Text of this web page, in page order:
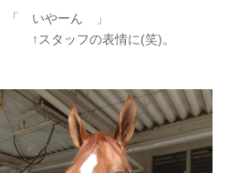
「 いやーん 」
↑スタッフの表情に(笑)。